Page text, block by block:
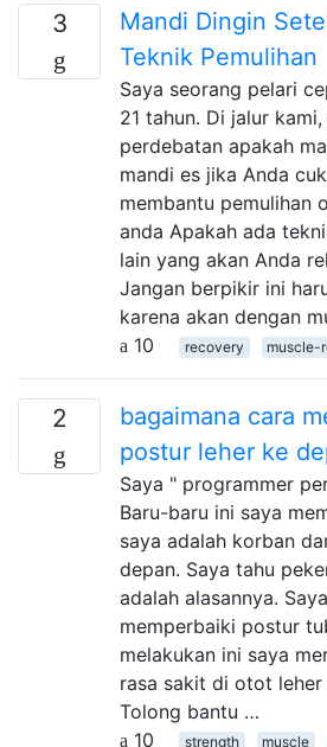
3
Mandi Dingin
Teknik Pemulihan
Saya seorang pelari
21 tahun. Di jalur
perdebatan apakah
mandi es jika Anda
membantu pemulihan
anda Apakah ada
lain yang akan Anda
Jangan berpikir ini
karena akan dengan
10
recovery muscle-
2
bagaimana cara
postur leher ke
Saya " programmer
Baru-baru ini saya
saya adalah korban
depan. Saya tahu
adalah alasannya.
memperbaiki postur
melakukan ini saya
rasa sakit di otot leher
Tolong bantu …
10
strength muscle